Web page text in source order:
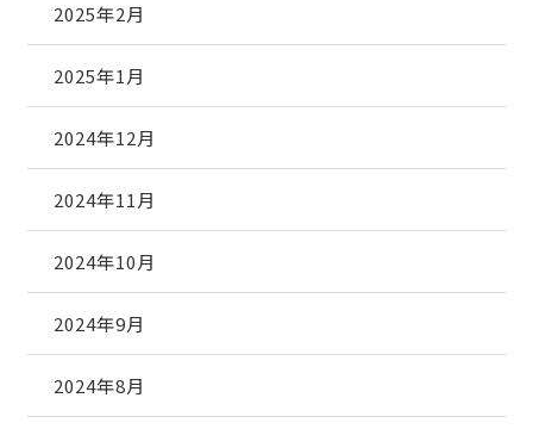
2025年2月
2025年1月
2024年12月
2024年11月
2024年10月
2024年9月
2024年8月